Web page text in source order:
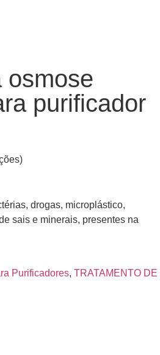
osmose
purificador
drogas, microplástico,
sais e minerais, presentes na
Purificadores, TRATAMENTO DE